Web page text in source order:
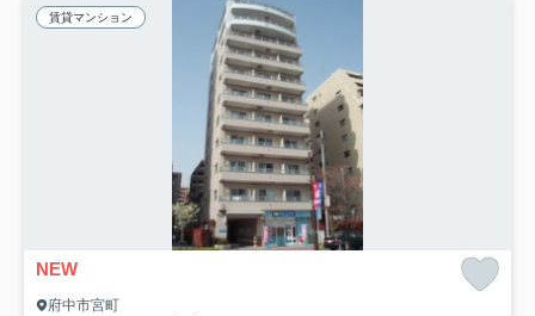
賃貸マンション
NEW
府中市宮町